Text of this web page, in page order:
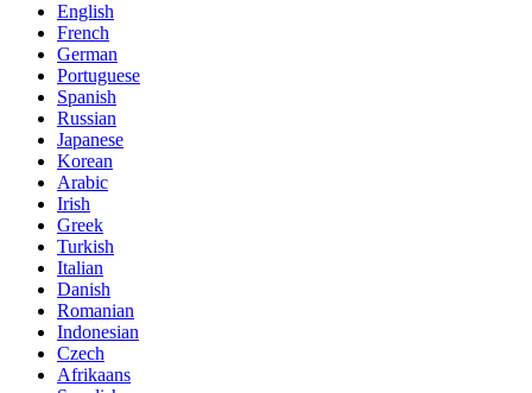
English
French
German
Portuguese
Spanish
Russian
Japanese
Korean
Arabic
Irish
Greek
Turkish
Italian
Danish
Romanian
Indonesian
Czech
Afrikaans